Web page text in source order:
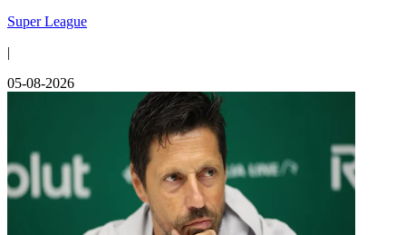
Super League
|
05-08-2026